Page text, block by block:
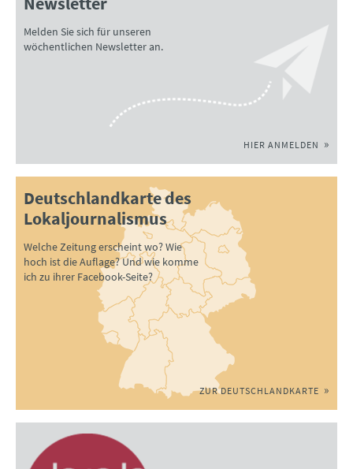
Melden Sie sich für unseren
wöchentlichen Newsletter an.
HIER ANMELDEN
Deutschlandkarte des
Lokaljournalismus
Welche Zeitung erscheint wo? Wie
hoch ist die Auflage? Und wie komme
ich zu ihrer Facebook-Seite?
ZUR DEUTSCHLANDKARTE